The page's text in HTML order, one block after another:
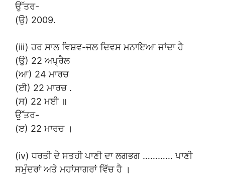
ਉੱਤਰ-
(ਉ) 2009.
(iii) ਹਰ ਸਾਲ ਵਿਸ਼ਵ-ਜਲ ਦਿਵਸ ਮਨਾਇਆ ਜਾਂਦਾ ਹੈ
(ਉ) 22 ਅਪ੍ਰੈਲ
(ਆ) 24 ਮਾਰਚ
(ਈ) 22 ਮਾਰਚ .
(ਸ) 22 ਮਈ ॥
ਉੱਤਰ-
(ੲ) 22 ਮਾਰਚ ।
(iv) ਧਰਤੀ ਦੇ ਸਤਹੀ ਪਾਣੀ ਦਾ ਲਗਭਗ ………… ਪਾਣੀ
ਸਮੁੰਦਰਾਂ ਅਤੇ ਮਹਾਂਸਾਗਰਾਂ ਵਿੱਚ ਹੈ ।